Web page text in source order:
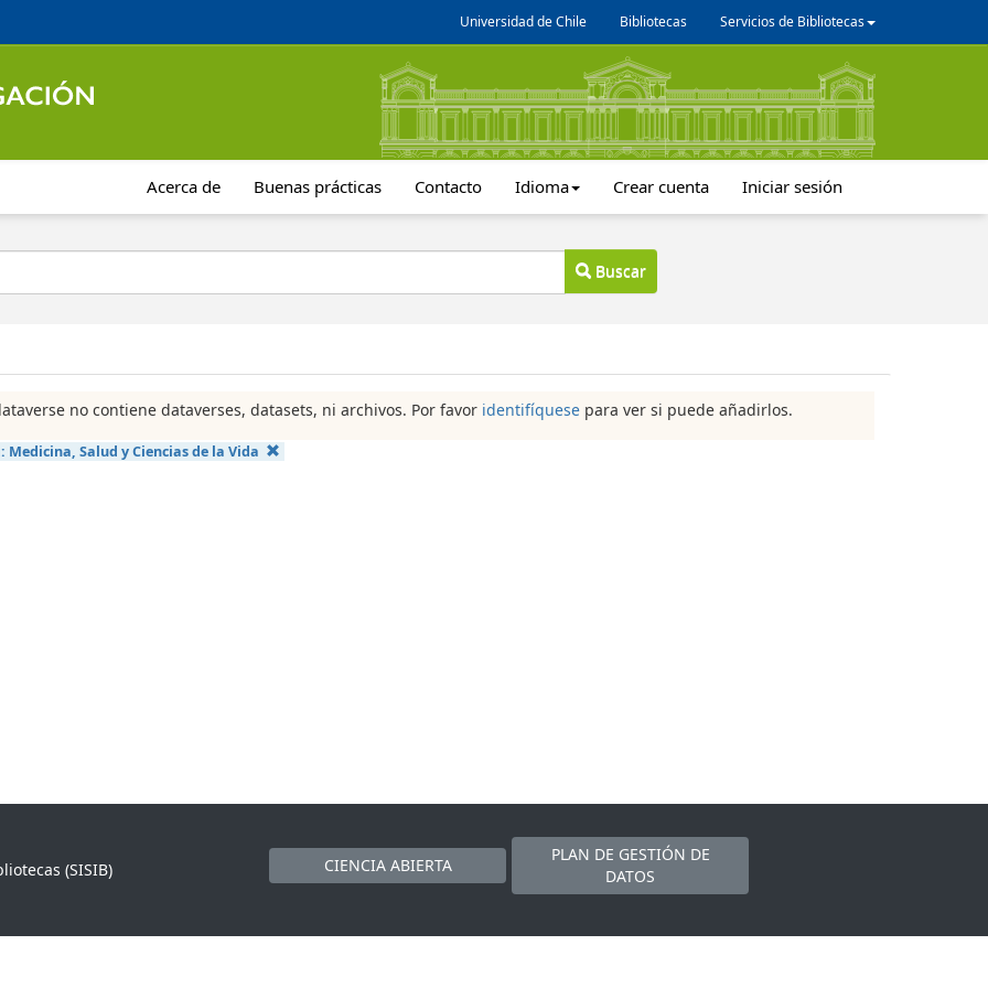
Universidad de Chile Bibliotecas Servicios de Bibliotecas
Acerca de Buenas prácticas Contacto Idioma Crear cuenta Iniciar sesión
Buscar
no contiene dataverses, datasets, ni archivos. Por favor identifíquese para ver si puede añadirlos.
Medicina, Salud y Ciencias de la Vida
(SISIB)
CIENCIA ABIERTA
PLAN DE GESTIÓN DE
DATOS